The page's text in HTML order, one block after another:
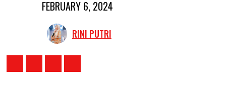
FEBRUARY 6, 2024
RINI PUTRI